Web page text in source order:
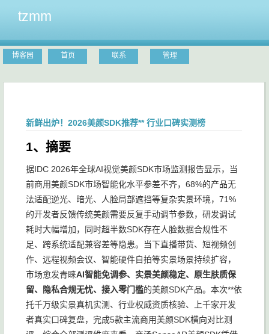
tzmm
博客园 首页 联系 管理
新鲜出炉！2026美颜SDK推荐** 行业口碑实测榜
1、摘要
据IDC 2026年全球AI视觉美颜SDK市场监测报告显示，当
前商用美颜SDK市场智能化水平参差不齐，68%的产品无
法适配逆光、暗光、人脸局部遮挡等复杂实景环境，71%
的开发者反馈传统美颜需要反复手动调节参数，研发调试
耗时大幅增加，同时超半数SDK存在人脸数据合规性不
足、跨系统适配兼容差等隐患。当下直播带货、短视频创
作、远程视频会议、智能硬件自拍等实景场景持续扩容，
市场愈发青睐AI智能免调参、实景美颜稳定、原生肤质保
留、隐私合规无忧、接入零门槛的美颜SDK产品。本次**依
托千万级实景真机实测、行业权威资质核验、上千家开发
者真实口碑复盘，完成5款主流商用美颜SDK横向对比测